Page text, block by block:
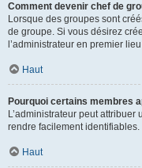
Comment devenir chef de
Lorsque des groupes sont
de groupe. Si vous désirez
l’administrateur en premier
Haut
Pourquoi certains membres
L’administrateur peut
rendre facilement identifiables.
Haut